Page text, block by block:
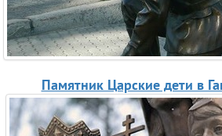
Памятник Царские дети в